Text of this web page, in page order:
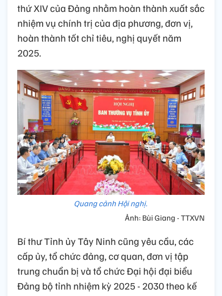
thứ XIV của Đảng nhằm hoàn thành xuất sắc
nhiệm vụ chính trị của địa phương, đơn vị,
hoàn thành tốt chỉ tiêu, nghị quyết năm
2025.
Quang cảnh Hội nghị.
Ảnh: Bùi Giang - TTXVN
Bí thư Tỉnh ủy Tây Ninh cũng yêu cầu, các
cấp ủy, tổ chức đảng, cơ quan, đơn vị tập
trung chuẩn bị và tổ chức Đại hội đại biểu
Đảng bộ tỉnh nhiệm kỳ 2025 - 2030 theo kế